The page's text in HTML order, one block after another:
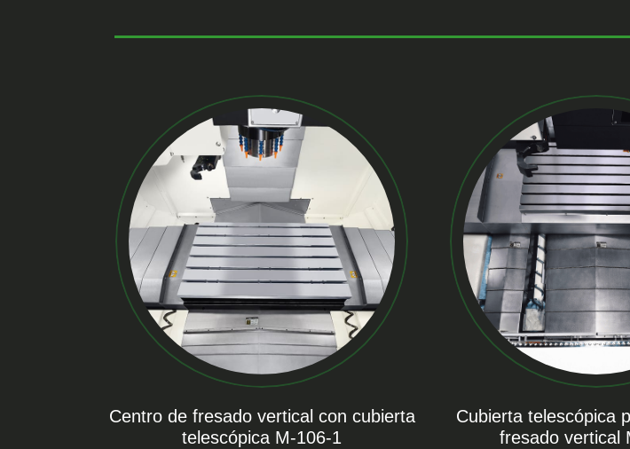
Centro de fresado vertical con cubierta
telescópica M-106-1
Cubierta telescópica
fresado vertical